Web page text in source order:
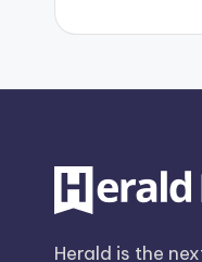
Herald is the